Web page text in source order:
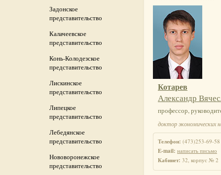
Задонское
представительство
Калачеевское
представительство
Конь-Колодезское
представительство
Лискинское
представительство
Липецкое
представительство
Лебедянское
представительство
Нововоронежское
представительство
Котарев
Александр
профессор,
доктор экономических
Телефон: (473)253-69-58
E-mail: написать письмо
Кабинет: 32, корпус № 2